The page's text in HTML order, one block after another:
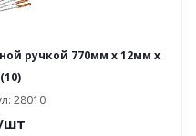
ручкой 770мм x 12мм x
28010
шт